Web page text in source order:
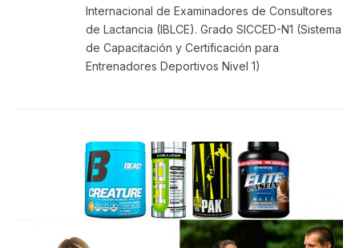
Internacional de Examinadores de Consultores
de Lactancia (IBLCE). Grado SICCED-N1 (Sistema
de Capacitación y Certificación para
Entrenadores Deportivos Nivel 1)